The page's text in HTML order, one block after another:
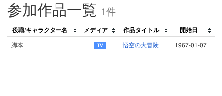
参加作品一覧 1件
役職/キャラクター名 メディア 作品タイトル 開始日
脚本 悟空の大冒険 1967-01-07